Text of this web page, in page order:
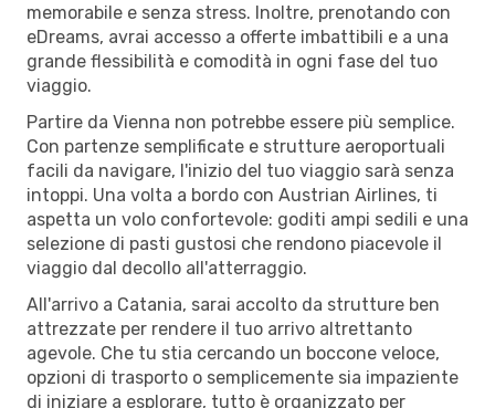
memorabile e senza stress. Inoltre, prenotando con
eDreams, avrai accesso a offerte imbattibili e a una
grande flessibilità e comodità in ogni fase del tuo
viaggio.
Partire da Vienna non potrebbe essere più semplice.
Con partenze semplificate e strutture aeroportuali
facili da navigare, l'inizio del tuo viaggio sarà senza
intoppi. Una volta a bordo con Austrian Airlines, ti
aspetta un volo confortevole: goditi ampi sedili e una
selezione di pasti gustosi che rendono piacevole il
viaggio dal decollo all'atterraggio.
All'arrivo a Catania, sarai accolto da strutture ben
attrezzate per rendere il tuo arrivo altrettanto
agevole. Che tu stia cercando un boccone veloce,
opzioni di trasporto o semplicemente sia impaziente
di iniziare a esplorare, tutto è organizzato per